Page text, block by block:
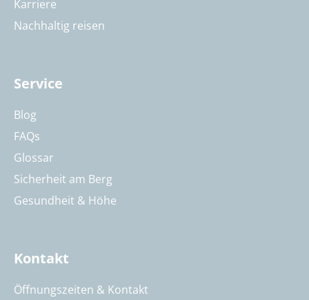
Karriere
Nachhaltig reisen
Service
Blog
FAQs
Glossar
Sicherheit am Berg
Gesundheit & Höhe
Kontakt
Öffnungszeiten & Kontakt